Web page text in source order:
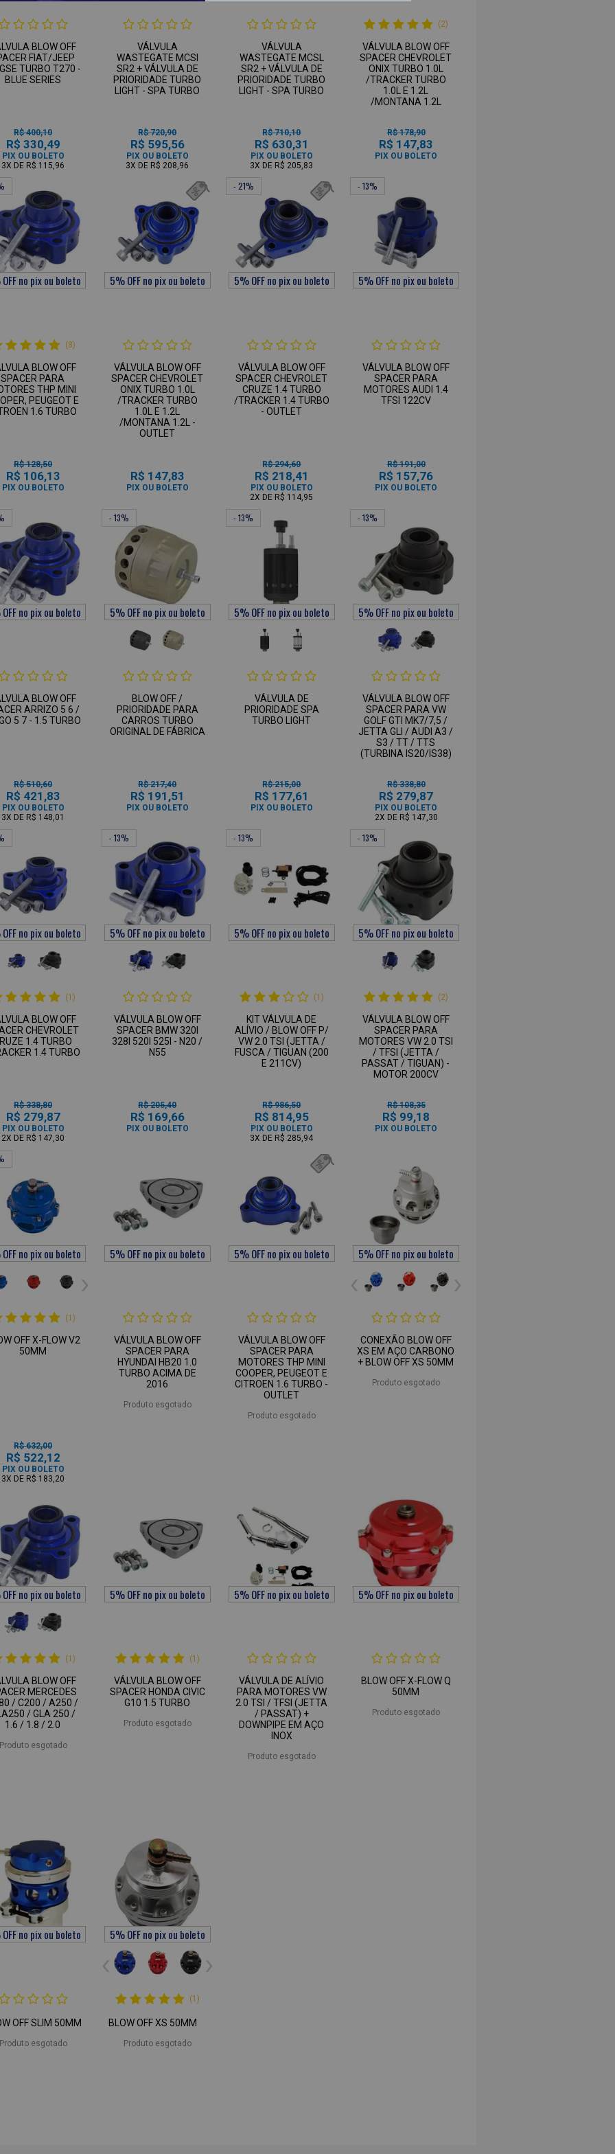
BLOW OFF
FIAT/JEEP
TURBO T270 -
BLUE SERIES
R$ 400,10
R$ 330,49
PIX OU BOLETO
3X DE R$ 115,96
VÁLVULA
WASTEGATE MCSI
SR2 + VÁLVULA DE
PRIORIDADE TURBO
LIGHT - SPA TURBO
R$ 720,90
R$ 595,56
PIX OU BOLETO
3X DE R$ 208,96
VÁLVULA
WASTEGATE MCSL
SR2 + VÁLVULA DE
PRIORIDADE TURBO
LIGHT - SPA TURBO
R$ 710,10
R$ 630,31
PIX OU BOLETO
3X DE R$ 205,83
(2)
VÁLVULA BLOW OFF
SPACER CHEVROLET
ONIX TURBO 1.0L
/TRACKER TURBO
1.0L E 1.2L
/MONTANA 1.2L
R$ 178,90
R$ 147,83
PIX OU BOLETO
(8)
BLOW OFF
SPACER PARA
THP MINI
PEUGEOT E
1.6 TURBO
R$ 128,50
R$ 106,13
PIX OU BOLETO
VÁLVULA BLOW OFF
SPACER CHEVROLET
ONIX TURBO 1.0L
/TRACKER TURBO
1.0L E 1.2L
/MONTANA 1.2L -
OUTLET
R$ 147,83
PIX OU BOLETO
- 21%
VÁLVULA BLOW OFF
SPACER CHEVROLET
CRUZE 1.4 TURBO
/TRACKER 1.4 TURBO
- OUTLET
R$ 294,60
R$ 218,41
PIX OU BOLETO
2X DE R$ 114,95
- 13%
VÁLVULA BLOW OFF
SPACER PARA
MOTORES AUDI 1.4
TFSI 122CV
R$ 191,00
R$ 157,76
PIX OU BOLETO
BLOW OFF
ARRIZO 5 6 /
5 7 - 1.5 TURBO
R$ 510,60
R$ 421,83
PIX OU BOLETO
3X DE R$ 148,01
- 13%
BLOW OFF /
PRIORIDADE PARA
CARROS TURBO
ORIGINAL DE FÁBRICA
R$ 217,40
R$ 191,51
PIX OU BOLETO
- 13%
VÁLVULA DE
PRIORIDADE SPA
TURBO LIGHT
R$ 215,00
R$ 177,61
PIX OU BOLETO
- 13%
VÁLVULA BLOW OFF
SPACER PARA VW
GOLF GTI MK7/7,5 /
JETTA GLI / AUDI A3 /
S3 / TT / TTS
(TURBINA IS20/IS38)
R$ 338,80
R$ 279,87
PIX OU BOLETO
2X DE R$ 147,30
(1)
BLOW OFF
CHEVROLET
1.4 TURBO
1.4 TURBO
R$ 338,80
R$ 279,87
PIX OU BOLETO
2X DE R$ 147,30
- 13%
VÁLVULA BLOW OFF
SPACER BMW 320I
328I 520I 525I - N20 /
N55
R$ 205,40
R$ 169,66
PIX OU BOLETO
- 13%
(1)
KIT VÁLVULA DE
ALÍVIO / BLOW OFF P/
VW 2.0 TSI (JETTA /
FUSCA / TIGUAN (200
E 211CV)
R$ 986,50
R$ 814,95
PIX OU BOLETO
3X DE R$ 285,94
- 13%
(2)
VÁLVULA BLOW OFF
SPACER PARA
MOTORES VW 2.0 TSI
/ TFSI (JETTA /
PASSAT / TIGUAN) -
MOTOR 200CV
R$ 108,35
R$ 99,18
PIX OU BOLETO
(1)
OFF X-FLOW V2
50MM
R$ 632,00
R$ 522,12
PIX OU BOLETO
3X DE R$ 183,20
VÁLVULA BLOW OFF
SPACER PARA
HYUNDAI HB20 1.0
TURBO ACIMA DE
2016
Produto esgotado
VÁLVULA BLOW OFF
SPACER PARA
MOTORES THP MINI
COOPER, PEUGEOT E
CITROEN 1.6 TURBO -
OUTLET
Produto esgotado
CONEXÃO BLOW OFF
XS EM AÇO CARBONO
+ BLOW OFF XS 50MM
Produto esgotado
(1)
BLOW OFF
MERCEDES
/ C200 / A250 /
/ GLA 250 /
1.6 / 1.8 / 2.0
esgotado
(1)
VÁLVULA BLOW OFF
SPACER HONDA CIVIC
G10 1.5 TURBO
Produto esgotado
VÁLVULA DE ALÍVIO
PARA MOTORES VW
2.0 TSI / TFSI (JETTA
/ PASSAT) +
DOWNPIPE EM AÇO
INOX
Produto esgotado
BLOW OFF X-FLOW Q
50MM
Produto esgotado
OFF SLIM 50MM
esgotado
(1)
BLOW OFF XS 50MM
Produto esgotado